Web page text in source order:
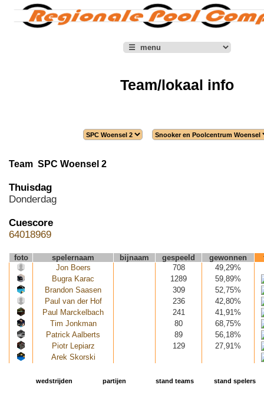
Team/lokaal info
Team SPC Woensel 2
Thuisdag
Donderdag
Cuescore
64018969
foto spelernaam bijnaam gespeeld gewonnen
Jon Boers
708
49,29%
Bugra Karac
1289
59,89%
Brandon Saasen
309
52,75%
Paul van der Hof
236
42,80%
Paul Marckelbach
241
41,91%
Tim Jonkman
80
68,75%
Patrick Aalberts
89
56,18%
Piotr Lepiarz
129
27,91%
Arek Skorski